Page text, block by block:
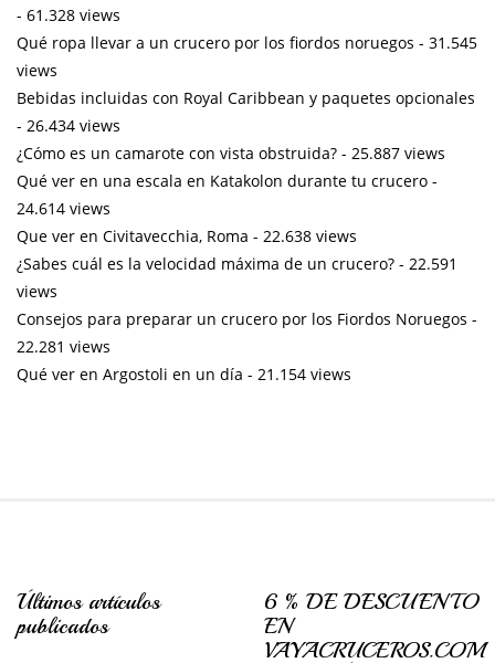
- 61.328 views
Qué ropa llevar a un crucero por los fiordos noruegos - 31.545
views
Bebidas incluidas con Royal Caribbean y paquetes opcionales
- 26.434 views
¿Cómo es un camarote con vista obstruida? - 25.887 views
Qué ver en una escala en Katakolon durante tu crucero -
24.614 views
Que ver en Civitavecchia, Roma - 22.638 views
¿Sabes cuál es la velocidad máxima de un crucero? - 22.591
views
Consejos para preparar un crucero por los Fiordos Noruegos -
22.281 views
Qué ver en Argostoli en un día - 21.154 views
Últimos artículos
publicados
6 % DE DESCUENTO
EN
VAYACRUCEROS.COM